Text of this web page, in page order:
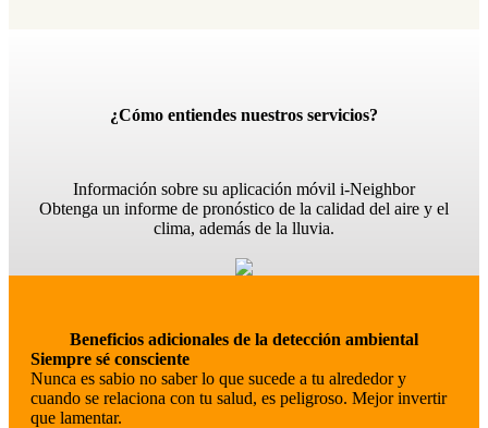
¿Cómo entiendes nuestros servicios?
Información sobre su aplicación móvil i-Neighbor
Obtenga un informe de pronóstico de la calidad del aire y el
clima, además de la lluvia.
Beneficios adicionales de la detección ambiental
Siempre sé consciente
Nunca es sabio no saber lo que sucede a tu alrededor y
cuando se relaciona con tu salud, es peligroso. Mejor invertir
que lamentar.